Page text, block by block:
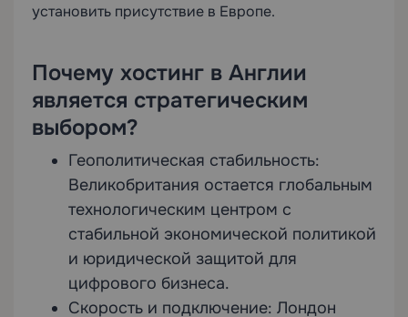
установить присутствие в Европе.
Почему хостинг в Англии
является стратегическим
выбором?
Геополитическая стабильность:
Великобритания остается глобальным
технологическим центром с
стабильной экономической политикой
и юридической защитой для
цифрового бизнеса.
Скорость и подключение: Лондон